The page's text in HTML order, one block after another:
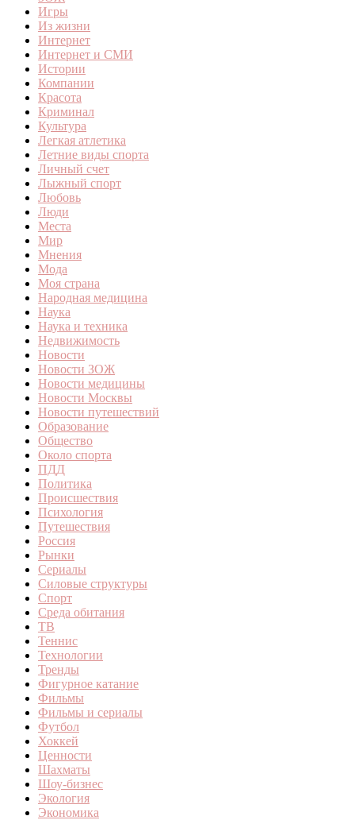
Игры
Из жизни
Интернет
Интернет и СМИ
Истории
Компании
Красота
Криминал
Культура
Легкая атлетика
Летние виды спорта
Личный счет
Лыжный спорт
Любовь
Люди
Места
Мир
Мнения
Мода
Моя страна
Народная медицина
Наука
Наука и техника
Недвижимость
Новости
Новости ЗОЖ
Новости медицины
Новости Москвы
Новости путешествий
Образование
Общество
Около спорта
ПДД
Политика
Происшествия
Психология
Путешествия
Россия
Рынки
Сериалы
Силовые структуры
Спорт
Среда обитания
ТВ
Теннис
Технологии
Тренды
Фигурное катание
Фильмы
Фильмы и сериалы
Футбол
Хоккей
Ценности
Шахматы
Шоу-бизнес
Экология
Экономика